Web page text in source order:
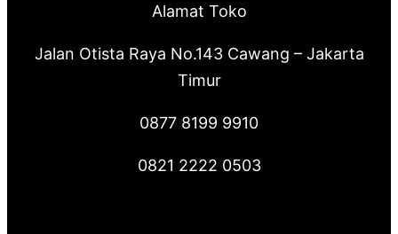
Alamat Toko
Jalan Otista Raya No.143 Cawang – Jakarta
Timur
0877 8199 9910
0821 2222 0503